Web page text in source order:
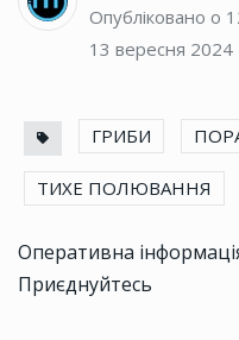
Опубліковано о
13 вересня 2024
ГРИБИ
ТИХЕ ПОЛЮВАННЯ
Оперативна
Приєднуйтесь